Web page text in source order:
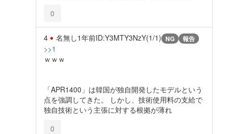
0
4 名無し1年前ID:Y3MTY3NzY(1/1) NG 報告
>>1
ｗｗｗ
「APR1400」は韓国が独自開発したモデルという
点を強調してきた。 しかし、技術使用料の支給で
独自技術という主張に対する根拠が薄れ
0